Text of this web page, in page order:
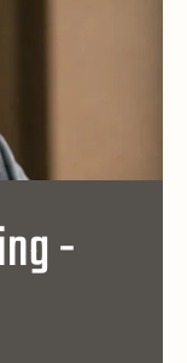
-